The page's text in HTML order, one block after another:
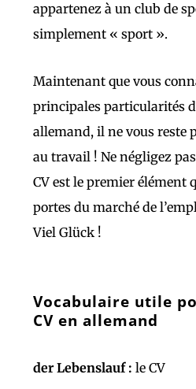
appartenez à un club de
simplement « sport ».
Maintenant que vous
principales particularités
allemand, il ne vous reste
au travail ! Ne négligez
CV est le premier élément
portes du marché de
Viel Glück !
Vocabulaire utile
CV en allemand
der Lebenslauf : le CV